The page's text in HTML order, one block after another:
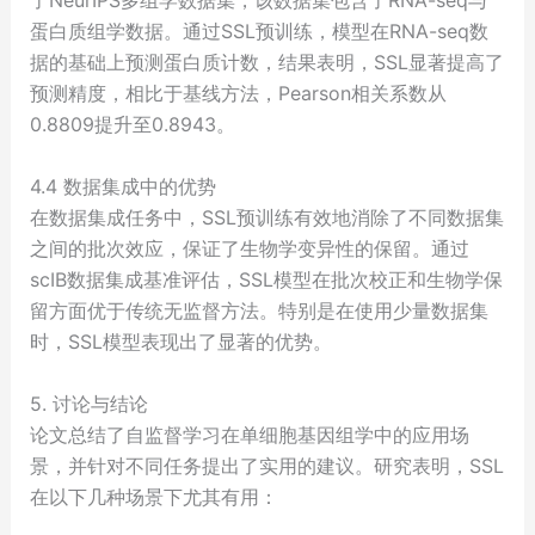
蛋白质组学数据。通过SSL预训练，模型在RNA-seq数
据的基础上预测蛋白质计数，结果表明，SSL显著提高了
预测精度，相比于基线方法，Pearson相关系数从
0.8809提升至0.8943。
4.4 数据集成中的优势
在数据集成任务中，SSL预训练有效地消除了不同数据集
之间的批次效应，保证了生物学变异性的保留。通过
scIB数据集成基准评估，SSL模型在批次校正和生物学保
留方面优于传统无监督方法。特别是在使用少量数据集
时，SSL模型表现出了显著的优势。
5. 讨论与结论
论文总结了自监督学习在单细胞基因组学中的应用场
景，并针对不同任务提出了实用的建议。研究表明，SSL
在以下几种场景下尤其有用：